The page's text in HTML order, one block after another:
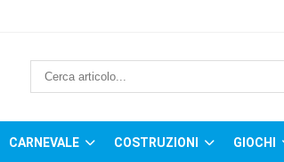
CARNEVALE COSTRUZIONI GIOCHI